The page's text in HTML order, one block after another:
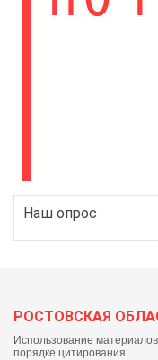
Наш опрос
РОСТОВСКАЯ
Использование
порядке цитирования